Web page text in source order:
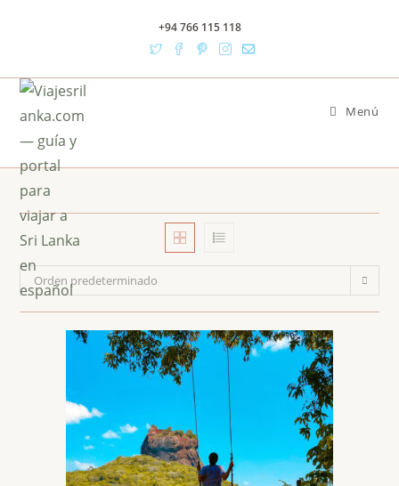
+94 766 115 118
Menú
Orden predeterminado